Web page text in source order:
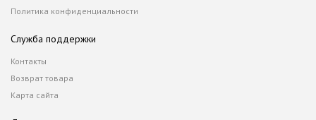
Политика конфиденциальности
Служба поддержки
Контакты
Возврат товара
Карта сайта